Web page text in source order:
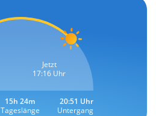
Jetzt
17:16 Uhr
15h 24m
Tageslänge
20:51 Uhr
Untergang